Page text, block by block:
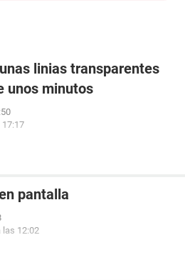
linias transparentes
unos minutos
17:17
pantalla
las 12:02